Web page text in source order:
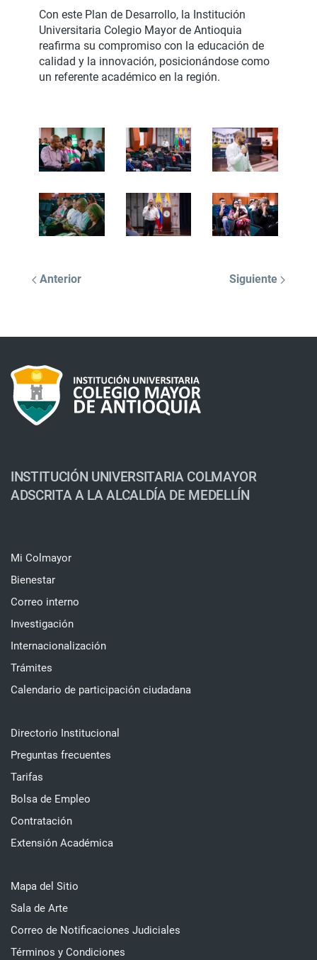
Con este Plan de Desarrollo, la Institución
Universitaria Colegio Mayor de Antioquia
reafirma su compromiso con la educación de
calidad y la innovación, posicionándose como
un referente académico en la región.
Anterior Siguiente
INSTITUCIÓN UNIVERSITARIA COLMAYOR
ADSCRITA A LA ALCALDÍA DE MEDELLÍN
Mi Colmayor
Bienestar
Correo interno
Investigación
Internacionalización
Trámites
Calendario de participación ciudadana
Directorio Institucional
Preguntas frecuentes
Tarifas
Bolsa de Empleo
Contratación
Extensión Académica
Mapa del Sitio
Sala de Arte
Correo de Notificaciones Judiciales
Términos y Condiciones